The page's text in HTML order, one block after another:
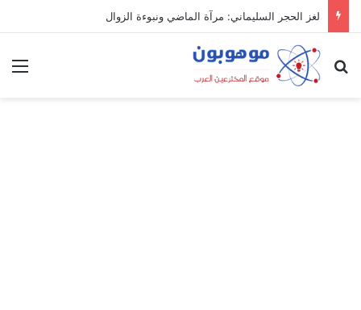
لغز الحجر السليماني: مرآة الماضي ونبوءة الزوال
بحث عن